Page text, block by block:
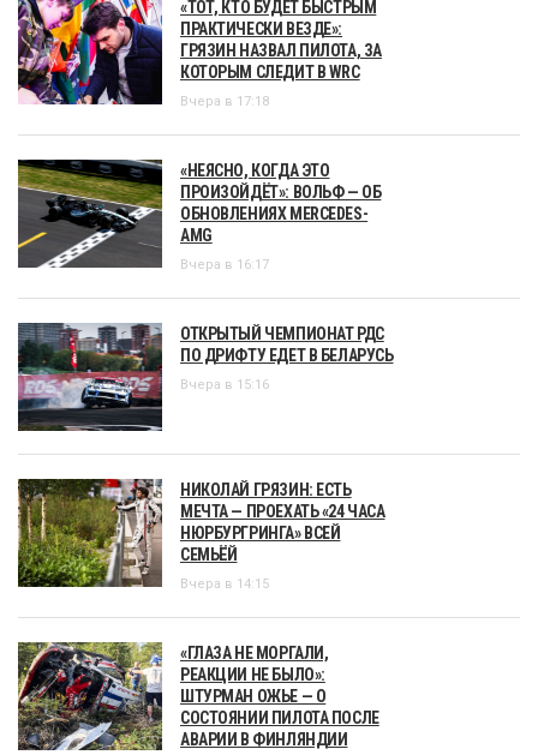
«ТОТ, КТО БУДЕТ БЫСТРЫМ
ПРАКТИЧЕСКИ ВЕЗДЕ»:
ГРЯЗИН НАЗВАЛ ПИЛОТА, ЗА
КОТОРЫМ СЛЕДИТ В WRC
Вчера в 17:18
«НЕЯСНО, КОГДА ЭТО
ПРОИЗОЙДЁТ»: ВОЛЬФ — ОБ
ОБНОВЛЕНИЯХ MERCEDES-
AMG
Вчера в 16:17
ОТКРЫТЫЙ ЧЕМПИОНАТ РДС
ПО ДРИФТУ ЕДЕТ В БЕЛАРУСЬ
Вчера в 15:16
НИКОЛАЙ ГРЯЗИН: ЕСТЬ
МЕЧТА — ПРОЕХАТЬ «24 ЧАСА
НЮРБУРГРИНГА» ВСЕЙ
СЕМЬЁЙ
Вчера в 14:15
«ГЛАЗА НЕ МОРГАЛИ,
РЕАКЦИИ НЕ БЫЛО»:
ШТУРМАН ОЖЬЕ — О
СОСТОЯНИИ ПИЛОТА ПОСЛЕ
АВАРИИ В ФИНЛЯНДИИ